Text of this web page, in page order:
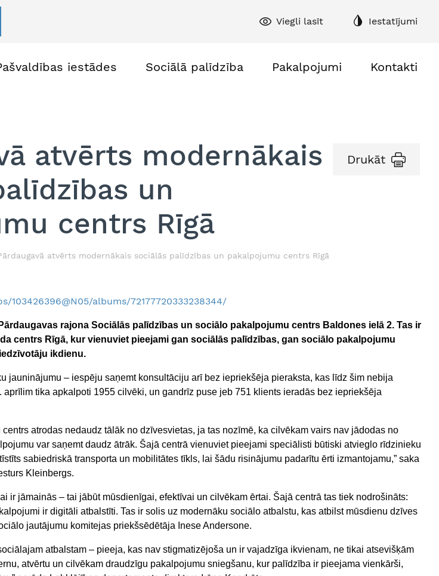
Viegli lasīt Iestatījumi
iestādes Sociālā palīdzība Pakalpojumi Kontakti
atvērts modernākais
un
centrs Rīgā
Drukāt
atvērts modernākais sociālās palīdzības un pakalpojumu centrs Rīgā
albums/72177720333238344/
rajona Sociālās palīdzības un sociālo pakalpojumu centrs Baldones ielā 2. Tas ir
centrs Rīgā, kur vienuviet pieejami gan sociālās palīdzības, gan sociālo pakalpojumu
ikdienu.
jauninājumu – iespēju saņemt konsultāciju arī bez iepriekšēja pieraksta, kas līdz šim nebija
aprīlim tika apkalpoti 1955 cilvēki, un gandrīz puse jeb 751 klients ieradās bez iepriekšēja
atrodas nedaudz tālāk no dzīvesvietas, ja tas nozīmē, ka cilvēkam vairs nav jādodas no
var saņemt daudz ātrāk. Šajā centrā vienuviet pieejami speciālisti būtiski atvieglo rīdzinieku
sabiedriskā transporta un mobilitātes tīkls, lai šādu risinājumu padarītu ērti izmantojamu,” saka
Kleinbergs.
ir jāmainās – tai jābūt mūsdienīgai, efektīvai un cilvēkam ērtai. Šajā centrā tas tiek nodrošināts:
ir digitāli atbalstīti. Tas ir solis uz modernāku sociālo atbalstu, kas atbilst mūsdienu dzīves
jautājumu komitejas priekšsēdētāja Inese Andersone.
atbalstam – pieeja, kas nav stigmatizējoša un ir vajadzīga ikvienam, ne tikai atsevišķām
atvērtu un cilvēkam draudzīgu pakalpojumu sniegšanu, kur palīdzība ir pieejama vienkārši,